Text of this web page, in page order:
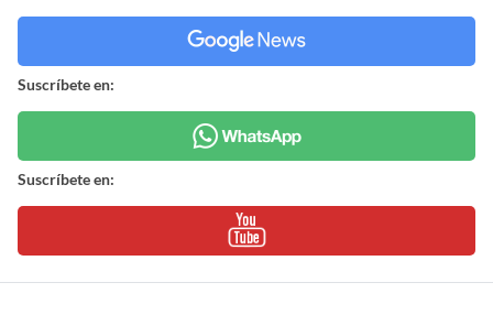
Suscríbete en:
Suscríbete en: